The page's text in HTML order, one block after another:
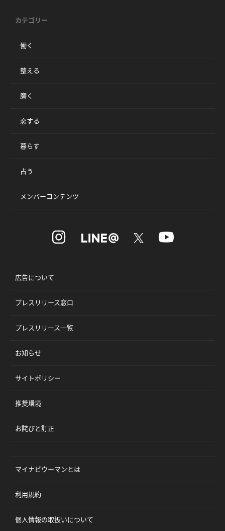
カテゴリー
働く
整える
磨く
恋する
暮らす
占う
メンバーコンテンツ
広告について
プレスリリース窓口
プレスリリース一覧
お知らせ
サイトポリシー
推奨環境
お詫びと訂正
マイナビウーマンとは
利用規約
個人情報の取扱いについて